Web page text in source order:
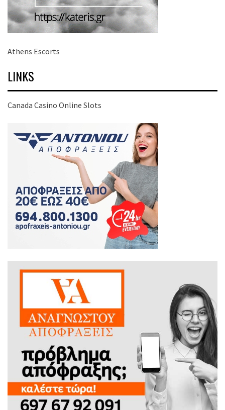
Athens Escorts
LINKS
Canada Casino Online Slots